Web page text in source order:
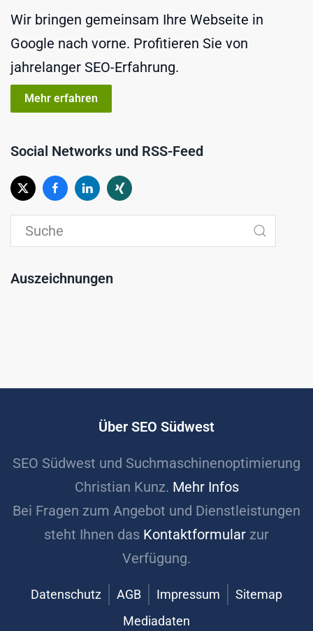
Wir bringen gemeinsam Ihre Webseite in
Google nach vorne. Profitieren Sie von
jahrelanger SEO-Erfahrung.
Mehr erfahren
Social Networks und RSS-Feed
Auszeichnungen
Über SEO Südwest
SEO Südwest und Suchmaschinenoptimierung
Christian Kunz. Mehr Infos
Bei Fragen zum Angebot und Dienstleistungen
steht Ihnen das Kontaktformular zur
Verfügung.
Datenschutz AGB Impressum
Sitemap
Mediadaten